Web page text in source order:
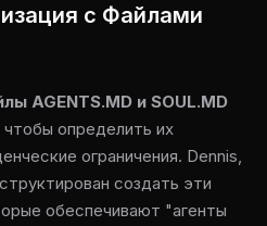
с Файлами
AGENTS.MD и SOUL.MD
определить их
ограничения. Dennis,
создать эти
обеспечивают "агенты